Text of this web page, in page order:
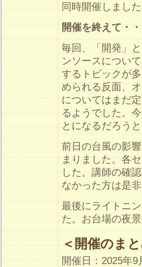
同時開催しました
開催を終えて・・
毎回、「開発」
ンソースについ
するトピックが
められる反面、
についてはまだ
るようでした。
とになるだろう
前日の台風の影
まりました。各
した。講師の確
なかった方は是
最後にライトニ
た。お台場の夜
＜開催のま
開催日：2025年9